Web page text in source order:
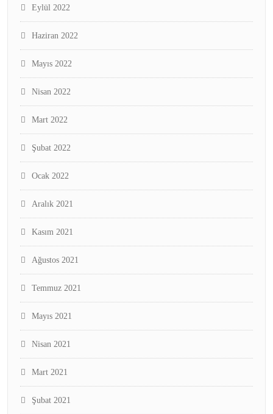
Eylül 2022
Haziran 2022
Mayıs 2022
Nisan 2022
Mart 2022
Şubat 2022
Ocak 2022
Aralık 2021
Kasım 2021
Ağustos 2021
Temmuz 2021
Mayıs 2021
Nisan 2021
Mart 2021
Şubat 2021